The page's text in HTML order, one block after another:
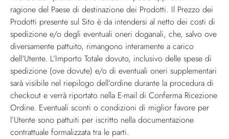
ragione del Paese di destinazione dei Prodotti. Il Prezzo dei
Prodotti presente sul Sito è da intendersi al netto dei costi di
spedizione e/o degli eventuali oneri doganali, che, salvo ove
diversamente pattuito, rimangono interamente a carico
dell'Utente. L’Importo Totale dovuto, inclusivo delle spese di
spedizione (ove dovute) e/o di eventuali oneri supplementari
sarà visibile nel riepilogo dell’ordine durante la procedura di
checkout e verrà riportato nella E-mail di Conferma Ricezione
Ordine. Eventuali sconti o condizioni di miglior favore per
l’Utente sono pattuiti per iscritto nella documentazione
contrattuale formalizzata tra le parti.